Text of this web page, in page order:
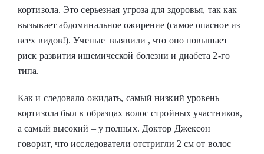
кортизола. Это серьезная угроза для здоровья, так как
вызывает абдоминальное ожирение (самое опасное из
всех видов!). Ученые выявили , что оно повышает
риск развития ишемической болезни и диабета 2-го
типа.
Как и следовало ожидать, самый низкий уровень
кортизола был в образцах волос стройных участников,
а самый высокий – у полных. Доктор Джексон
говорит, что исследователи отстригли 2 см от волос